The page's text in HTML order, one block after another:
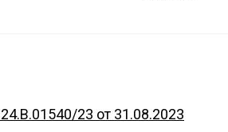
23 от 31.08.2023